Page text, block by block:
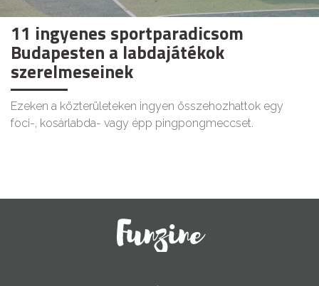
11 ingyenes sportparadicsom
Budapesten a labdajátékok
szerelmeseinek
Ezeken a közterületeken ingyen összehozhattok egy
foci-, kosárlabda- vagy épp pingpongmeccset.